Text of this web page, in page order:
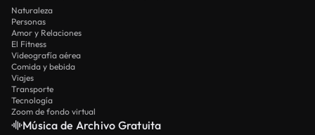
Naturaleza
Personas
Amor y Relaciones
El Fitness
Videografía aérea
Comida y bebida
Viajes
Transporte
Tecnología
Zoom de fondo virtual
Música de Archivo Gratuita